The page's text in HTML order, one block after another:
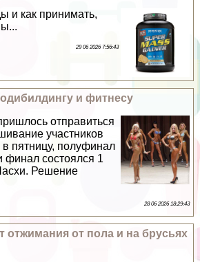
и как принимать,
29 06 2026 7:56:43
и фитнесу
отправиться
участников
пятницу, полуфинал
финал состоялся 1
Решение
28 06 2026 18:29:43
отжимания от пола и на брусьях